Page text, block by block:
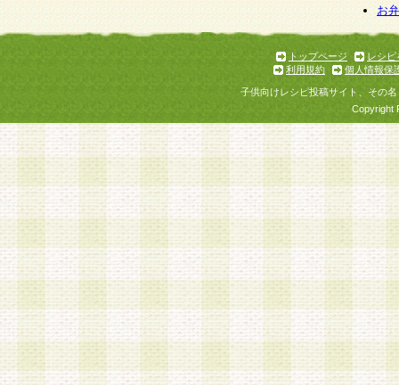
お
トップページ
レシピ
利用規約
個人情報保
子供向けレシピ投稿サイト、その
Copyright